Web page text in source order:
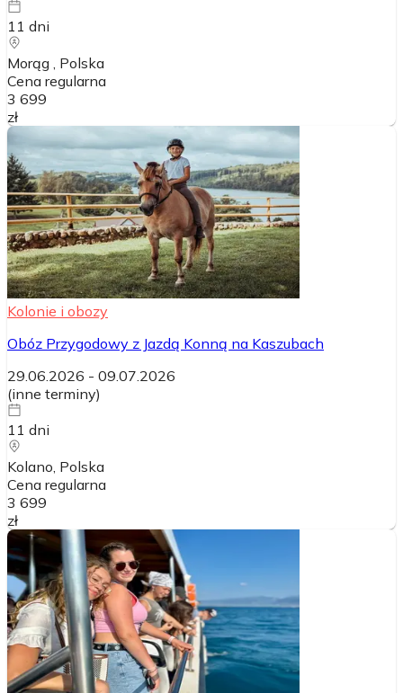
11 dni
Morąg , Polska
Cena regularna
3 699
zł
Kolonie i obozy
Obóz Przygodowy z Jazdą Konną na Kaszubach
29.06.2026 - 09.07.2026
(inne terminy)
11 dni
Kolano, Polska
Cena regularna
3 699
zł